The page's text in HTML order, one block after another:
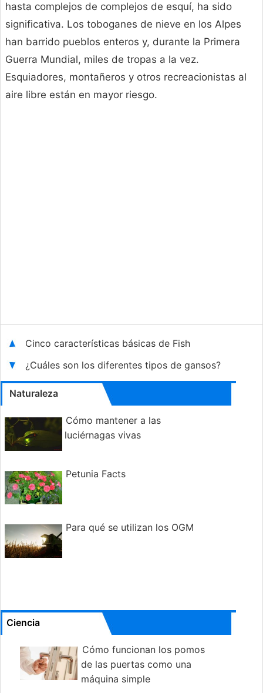
hasta complejos de complejos de esquí, ha sido
significativa. Los toboganes de nieve en los Alpes
han barrido pueblos enteros y, durante la Primera
Guerra Mundial, miles de tropas a la vez.
Esquiadores, montañeros y otros recreacionistas al
aire libre están en mayor riesgo.
Cinco características básicas de Fish
¿Cuáles son los diferentes tipos de gansos?
Naturaleza
Cómo mantener a las
luciérnagas vivas
Petunia Facts
Para qué se utilizan los OGM
Ciencia
Cómo funcionan los pomos
de las puertas como una
máquina simple